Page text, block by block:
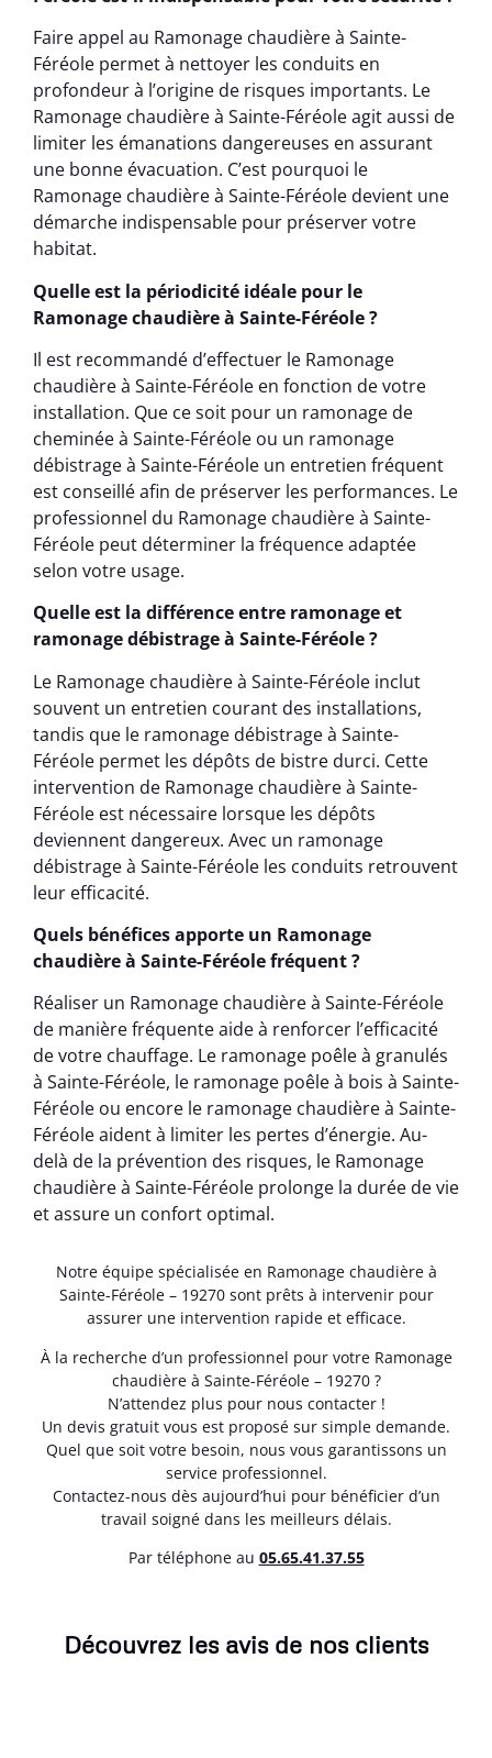
Faire appel au Ramonage chaudière à Sainte-
Féréole permet à nettoyer les conduits en
profondeur à l’origine de risques importants. Le
Ramonage chaudière à Sainte-Féréole agit aussi de
limiter les émanations dangereuses en assurant
une bonne évacuation. C’est pourquoi le
Ramonage chaudière à Sainte-Féréole devient une
démarche indispensable pour préserver votre
habitat.
Quelle est la périodicité idéale pour le
Ramonage chaudière à Sainte-Féréole ?
Il est recommandé d’effectuer le Ramonage
chaudière à Sainte-Féréole en fonction de votre
installation. Que ce soit pour un ramonage de
cheminée à Sainte-Féréole ou un ramonage
débistrage à Sainte-Féréole un entretien fréquent
est conseillé afin de préserver les performances. Le
professionnel du Ramonage chaudière à Sainte-
Féréole peut déterminer la fréquence adaptée
selon votre usage.
Quelle est la différence entre ramonage et
ramonage débistrage à Sainte-Féréole ?
Le Ramonage chaudière à Sainte-Féréole inclut
souvent un entretien courant des installations,
tandis que le ramonage débistrage à Sainte-
Féréole permet les dépôts de bistre durci. Cette
intervention de Ramonage chaudière à Sainte-
Féréole est nécessaire lorsque les dépôts
deviennent dangereux. Avec un ramonage
débistrage à Sainte-Féréole les conduits retrouvent
leur efficacité.
Quels bénéfices apporte un Ramonage
chaudière à Sainte-Féréole fréquent ?
Réaliser un Ramonage chaudière à Sainte-Féréole
de manière fréquente aide à renforcer l’efficacité
de votre chauffage. Le ramonage poêle à granulés
à Sainte-Féréole, le ramonage poêle à bois à Sainte-
Féréole ou encore le ramonage chaudière à Sainte-
Féréole aident à limiter les pertes d’énergie. Au-
delà de la prévention des risques, le Ramonage
chaudière à Sainte-Féréole prolonge la durée de vie
et assure un confort optimal.
Notre équipe spécialisée en Ramonage chaudière à
Sainte-Féréole – 19270 sont prêts à intervenir pour
assurer une intervention rapide et efficace.
À la recherche d’un professionnel pour votre Ramonage
chaudière à Sainte-Féréole – 19270 ?
N’attendez plus pour nous contacter !
Un devis gratuit vous est proposé sur simple demande.
Quel que soit votre besoin, nous vous garantissons un
service professionnel.
Contactez-nous dès aujourd’hui pour bénéficier d’un
travail soigné dans les meilleurs délais.
Par téléphone au 05.65.41.37.55
Découvrez les avis de nos clients